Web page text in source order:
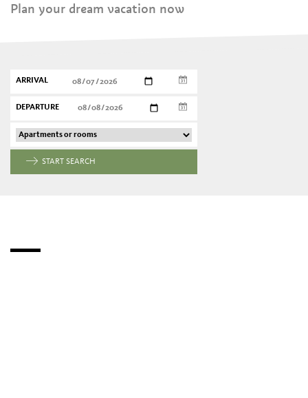
Plan your dream vacation now
ARRIVAL
DEPARTURE
START SEARCH